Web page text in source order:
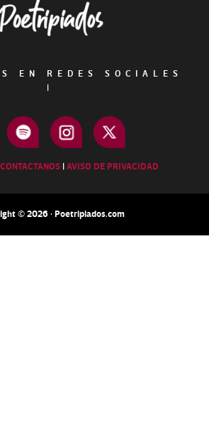
EN REDES SOCIALES
|
CONTACTANOS |AVISO DE PRIVACIDAD
© 2026 · Poetripiados.com